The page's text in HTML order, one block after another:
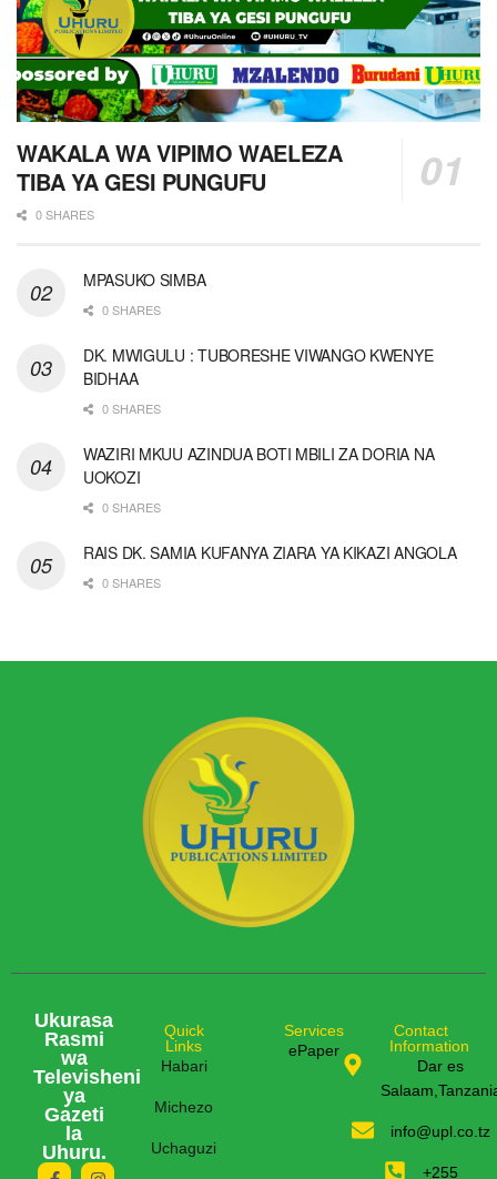
WAKALA WA VIPIMO WAELEZA
TIBA YA GESI PUNGUFU
0 SHARES
MPASUKO SIMBA
0 SHARES
DK. MWIGULU : TUBORESHE VIWANGO KWENYE
BIDHAA
0 SHARES
WAZIRI MKUU AZINDUA BOTI MBILI ZA DORIA NA
UOKOZI
0 SHARES
RAIS DK. SAMIA KUFANYA ZIARA YA KIKAZI ANGOLA
0 SHARES
Ukurasa
Rasmi
wa
Televisheni
ya
Gazeti
la
Uhuru.
Quick
Links
Habari
Michezo
Uchaguzi
Services
ePaper
Contact
Information
Dar es
info@upl.co.tz
+255